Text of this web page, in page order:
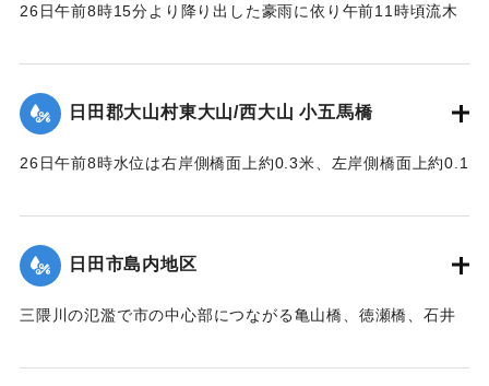
【碑文の要約】
とで、約6ha（東京ドーム約1.28個分）の田畑が埋没、また
家屋など複数戸が流出、集落の全世帯が床上浸水する被害が
発生した。
【石碑の碑文】
洪水記念碑
前日ヨリノ雨朝来ヨリ豪雨
26日午前8時15分より降り出した豪雨に依り午前11時頃流木
め、瞬時にして全橋体橋脚及び右岸橋台の上端より2.3米の所
で破壊流失せしめた。橋脚は2基共約15米下流に頂部を川下に
向け、半分砂に埋れており、床版は所々主鉄筋を露出する程
尚右岸橋台は河の中に約14米程度突出して築造されており、
【出典：昭和28年西日本水害調査報告書（土木学会西部支部,
日田郡大山村東大山/西大山 小五馬橋
26日午前8時水位は右岸側橋面上約0.3米、左岸側橋面上約0.1
岸より第4と第5橋脚間の高欄及び橋体が川下に向かってへの
字形をなして決潰、次いで右岸残存部、最後に左岸残存部と
順次に橋体は全部流失した。その後約30分～1時間を経て渦流
後に第3橋脚が流失した。
【出典：昭和28年西日本水害調査報告書（土木学会西部支部,
日田市島内地区
三隈川の氾濫で市の中心部につながる亀山橋、徳瀬橋、石井
うち60町歩の田畑が石ころと砂に埋まり、住宅は片っ端から